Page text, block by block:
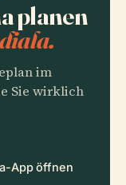
planen
im
Sie wirklich
App öffnen